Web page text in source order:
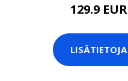
129.9 EUR
LISÄTIETOJA